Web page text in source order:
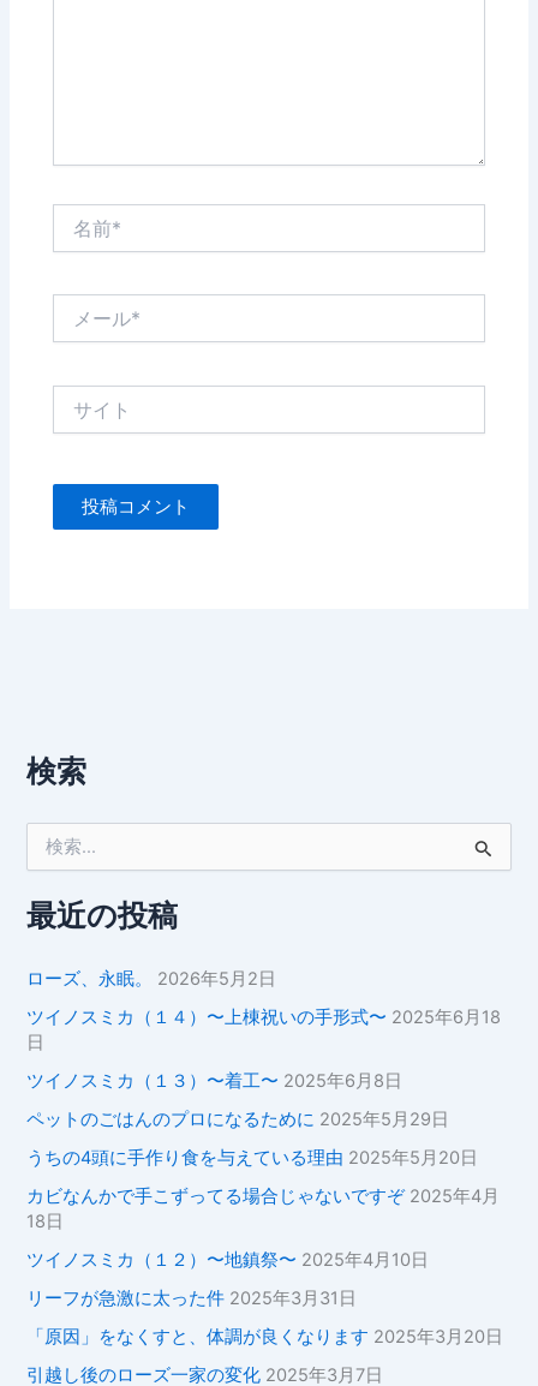
検索
象
:最近の投稿
ローズ、永眠。
2026年5月2日
ツイノスミカ（１４）〜上棟祝いの手形式〜 2025年6月18
日
ツイノスミカ（１３）〜着工〜 2025年6月8日
ペットのごはんのプロになるために 2025年5月29日
うちの4頭に手作り食を与えている理由 2025年5月20日
カビなんかで手こずってる場合じゃないですぞ 2025年4月
18日
ツイノスミカ（１２）〜地鎮祭〜 2025年4月10日
リーフが急激に太った件 2025年3月31日
「原因」をなくすと、体調が良くなります 2025年3月20日
引越し後のローズ一家の変化 2025年3月7日